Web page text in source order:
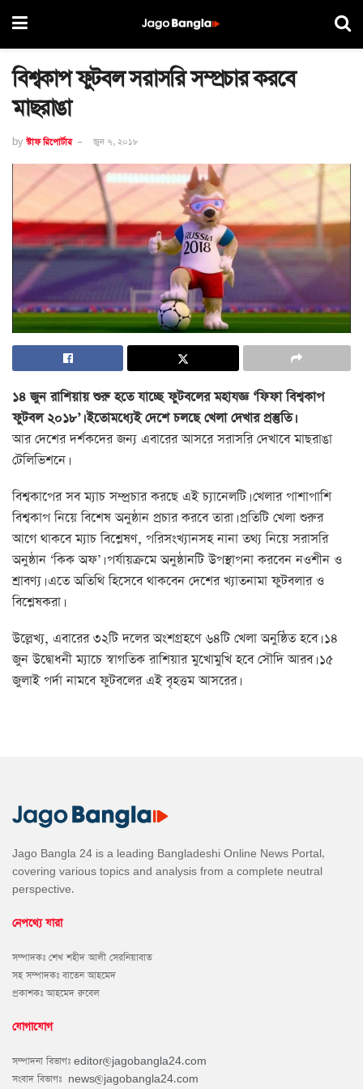
বিশ্বকাপ ফুটবল সরাসরি সম্প্রচার করবে
মাছরাঙা
by স্টাফ রিপোর্টার জুন ৭, ২০১৮
১৪ জুন রাশিয়ায় শুরু হতে যাচ্ছে ফুটবলের মহাযজ্ঞ ‘ফিফা বিশ্বকাপ
ফুটবল ২০১৮’। ইতোমধ্যেই দেশে চলছে খেলা দেখার প্রস্তুতি।
আর দেশের দর্শকদের জন্য এবারের আসরে সরাসরি দেখাবে মাছরাঙা
টেলিভিশনে।
বিশ্বকাপের সব ম্যাচ সম্প্রচার করছে এই চ্যানেলটি। খেলার পাশাপাশি
বিশ্বকাপ নিয়ে বিশেষ অনুষ্ঠান প্রচার করবে তারা। প্রতিটি খেলা শুরুর
আগে থাকবে ম্যাচ বিশ্লেষণ, পরিসংখ্যানসহ নানা তথ্য নিয়ে সরাসরি
অনুষ্ঠান ‘কিক অফ’। পর্যায়ক্রমে অনুষ্ঠানটি উপস্থাপনা করবেন নওশীন ও
শ্রাবণ্য। এতে অতিথি হিসেবে থাকবেন দেশের খ্যাতনামা ফুটবলার ও
বিশ্লেষকরা।
উল্লেখ্য, এবারের ৩২টি দলের অংশগ্রহণে ৬৪টি খেলা অনুষ্ঠিত হবে। ১৪
জুন উদ্বোধনী ম্যাচে স্বাগতিক রাশিয়ার মুখোমুখি হবে সৌদি আরব। ১৫
জুলাই পর্দা নামবে ফুটবলের এই বৃহত্তম আসরের।
Jago Bangla 24 is a leading Bangladeshi Online News Portal,
covering various topics and analysis from a complete neutral
perspective.
নেপথ্যে যারা
সম্পাদকঃ শেখ শহীদ আলী সেরনিয়াবাত
সহ সম্পাদকঃ বাতেন আহমেদ
প্রকাশকঃ আহমেদ রুবেল
যোগাযোগ
সম্পাদনা বিভাগঃ editor@jagobangla24.com
সংবাদ বিভাগঃ news@jagobangla24.com